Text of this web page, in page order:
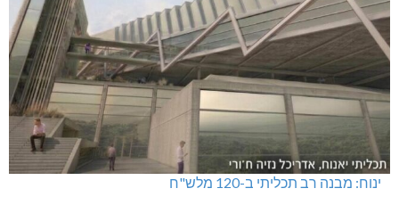
ינוח: מבנה רב תכליתי ב-120 מלש"ח